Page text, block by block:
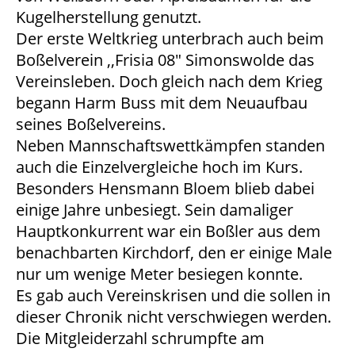
Kugelherstellung genutzt.
Der erste Weltkrieg unterbrach auch beim
Boßelverein ,,Frisia 08" Simonswolde das
Vereinsleben. Doch gleich nach dem Krieg
begann Harm Buss mit dem Neuaufbau
seines Boßelvereins.
Neben Mannschaftswettkämpfen standen
auch die Einzelvergleiche hoch im Kurs.
Besonders Hensmann Bloem blieb dabei
einige Jahre unbesiegt. Sein damaliger
Hauptkonkurrent war ein Boßler aus dem
benachbarten Kirchdorf, den er einige Male
nur um wenige Meter besiegen konnte.
Es gab auch Vereinskrisen und die sollen in
dieser Chronik nicht verschwiegen werden.
Die Mitgleiderzahl schrumpfte am